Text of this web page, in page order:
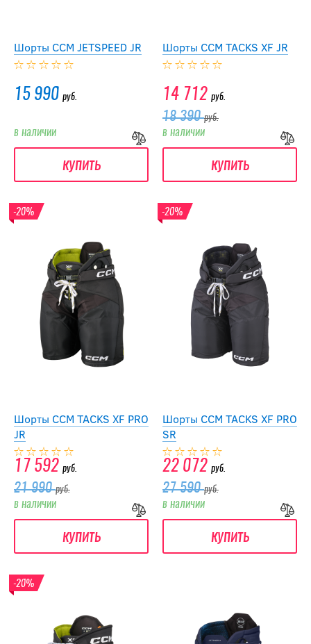
Шорты CCM JETSPEED JR
15 990 руб.
в наличии
купить
Шорты CCM TACKS XF JR
14 712 руб.
18 390руб.
в наличии
купить
-20%
Шорты CCM TACKS XF PRO
JR
17 592 руб.
21 990руб.
в наличии
купить
-20%
Шорты CCM TACKS XF PRO
SR
22 072 руб.
27 590руб.
в наличии
купить
-20%